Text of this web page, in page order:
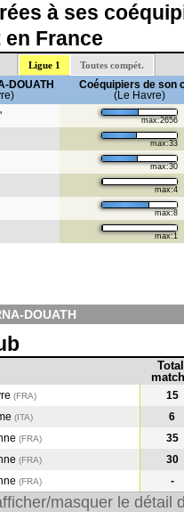
à ses
France
Ligue 1 Toutes compét.
DOUATH
Coéquipiers de son
(Le Havre)
max:2656
max:33
max:30
max:4
max:8
max:1
DOUATH
Total
(FRA)
15
(ITA)
6
(FRA)
35
(FRA)
30
(FRA) -
masquer le détail